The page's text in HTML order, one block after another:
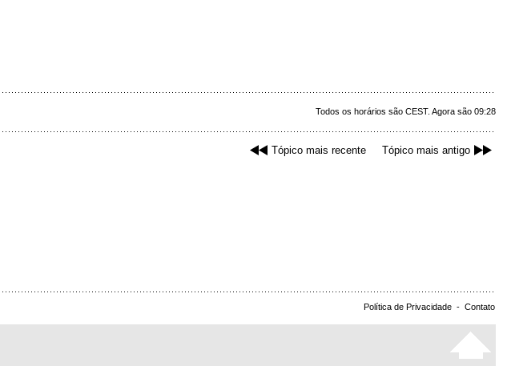
Todos os horários são CEST. Agora são 09:28
Tópico mais recente Tópico mais antigo
Política de Privacidade - Contato